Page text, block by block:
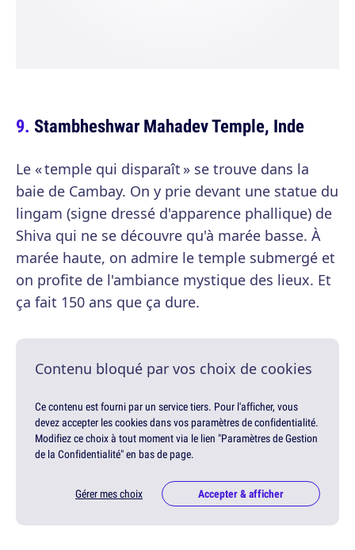
Stambheshwar Mahadev Temple, Inde
Le « temple qui disparaît » se trouve dans la
baie de Cambay. On y prie devant une statue du
lingam (signe dressé d'apparence phallique) de
Shiva qui ne se découvre qu'à marée basse. À
marée haute, on admire le temple submergé et
on profite de l'ambiance mystique des lieux. Et
ça fait 150 ans que ça dure.
Contenu bloqué par vos choix de cookies
Ce contenu est fourni par un service tiers. Pour l'afficher, vous
devez accepter les cookies dans vos paramètres de confidentialité.
Modifiez ce choix à tout moment via le lien "Paramètres de Gestion
de la Confidentialité" en bas de page.
Gérer mes choix Accepter & afficher